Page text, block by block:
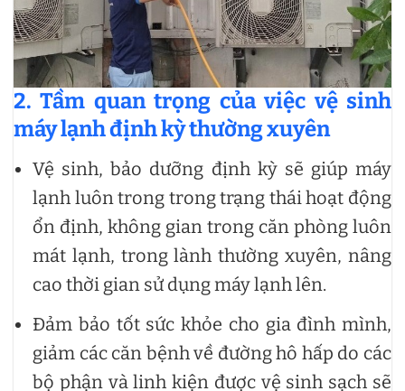
2. Tầm quan trọng của việc vệ sinh
máy lạnh định kỳ thường xuyên
Vệ sinh, bảo dưỡng định kỳ sẽ giúp máy
lạnh luôn trong trong trạng thái hoạt động
ổn định, không gian trong căn phòng luôn
mát lạnh, trong lành thường xuyên, nâng
cao thời gian sử dụng máy lạnh lên.
Đảm bảo tốt sức khỏe cho gia đình mình,
giảm các căn bệnh về đường hô hấp do các
bộ phận và linh kiện được vệ sinh sạch sẽ